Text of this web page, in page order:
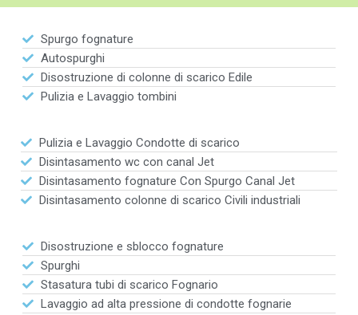
Spurgo fognature
Autospurghi
Disostruzione di colonne di scarico Edile
Pulizia e Lavaggio tombini
Pulizia e Lavaggio Condotte di scarico
Disintasamento wc con canal Jet
Disintasamento fognature Con Spurgo Canal Jet
Disintasamento colonne di scarico Civili industriali
Disostruzione e sblocco fognature
Spurghi
Stasatura tubi di scarico Fognario
Lavaggio ad alta pressione di condotte fognarie